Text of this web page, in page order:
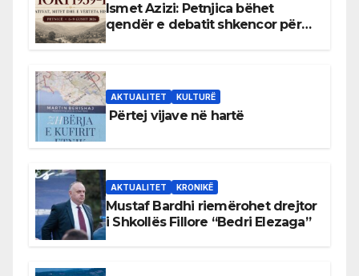
Ismet Azizi: Petnjica bëhet
qendër e debatit shkencor për
AKTUALITET KULTURË
Përtej vijave në hartë
AKTUALITET KRONIKË
Mustaf Bardhi riemërohet drejtor
i Shkollës Fillore “Bedri Elezaga”